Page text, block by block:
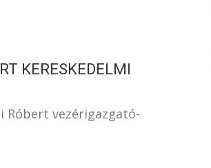
KERESKEDELMI
Róbert vezérigazgató-